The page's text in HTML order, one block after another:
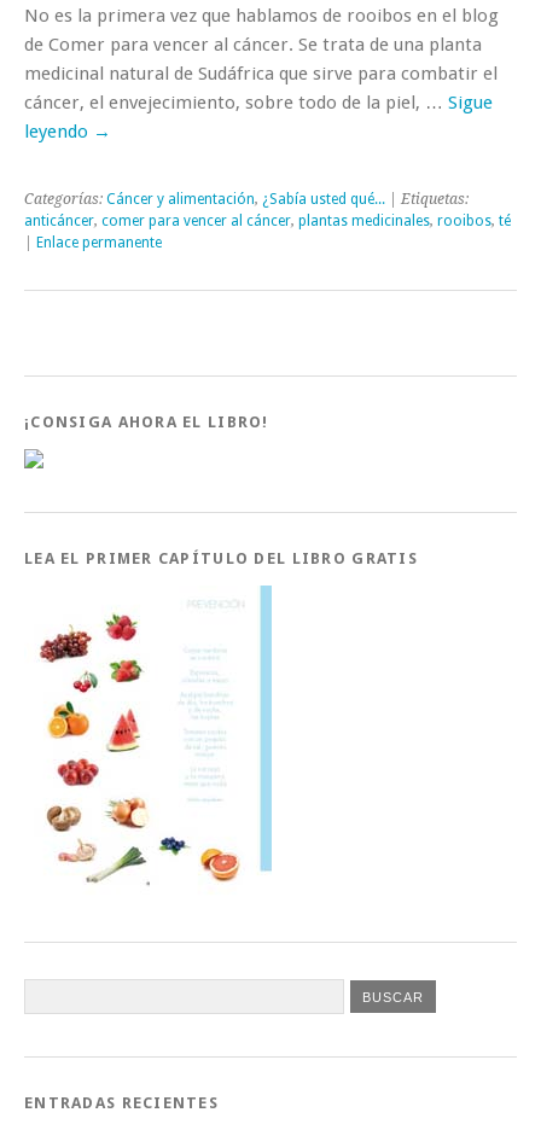
No es la primera vez que hablamos de rooibos en el blog
de Comer para vencer al cáncer. Se trata de una planta
medicinal natural de Sudáfrica que sirve para combatir el
cáncer, el envejecimiento, sobre todo de la piel, … Sigue
leyendo →
Categorías: Cáncer y alimentación, ¿Sabía usted qué... | Etiquetas:
anticáncer, comer para vencer al cáncer, plantas medicinales, rooibos, té
Enlace permanente
¡CONSIGA AHORA EL LIBRO!
LEA EL PRIMER CAPÍTULO DEL LIBRO GRATIS
ENTRADAS RECIENTES